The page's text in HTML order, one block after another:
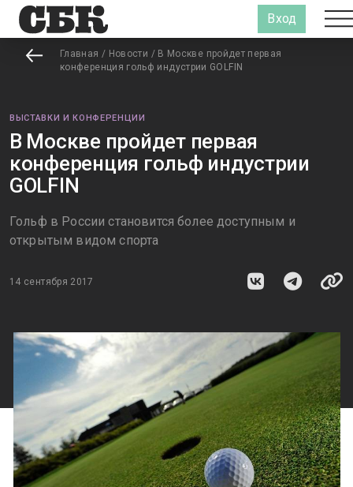
Вход
Главная / Новости / В Москве пройдет первая
конференция гольф индустрии GOLFIN
ВЫСТАВКИ И КОНФЕРЕНЦИИ
В Москве пройдет первая
конференция гольф индустрии
GOLFIN
Гольф в России становится более доступным и
открытым видом спорта
14 сентября 2017